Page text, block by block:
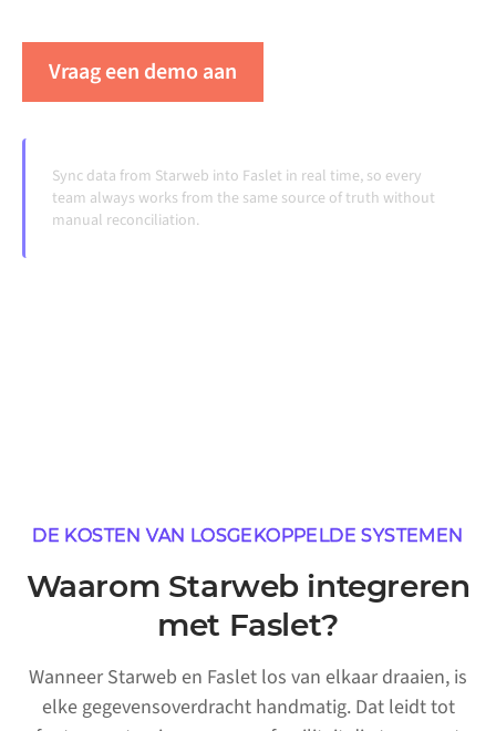
Vraag een demo aan
Sync data from Starweb into Faslet in real time, so every
team always works from the same source of truth without
manual reconciliation.
DE KOSTEN VAN LOSGEKOPPELDE SYSTEMEN
Waarom Starweb integreren
met Faslet?
Wanneer Starweb en Faslet los van elkaar draaien, is
elke gegevensoverdracht handmatig. Dat leidt tot